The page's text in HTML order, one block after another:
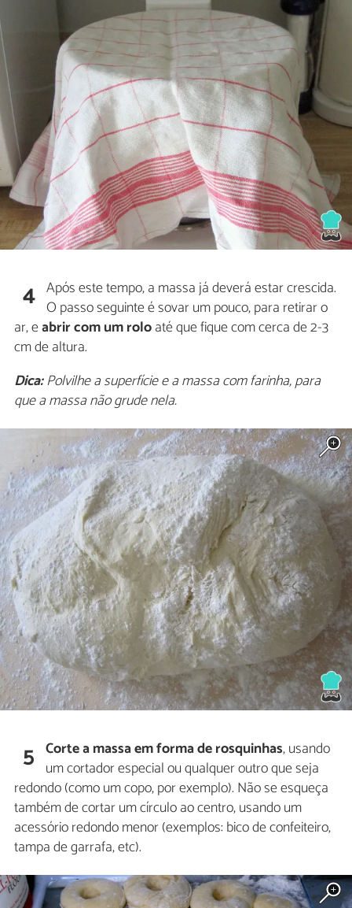
4 Após este tempo, a massa já deverá estar crescida.
O passo seguinte é sovar um pouco, para retirar o
ar, eabrir com um roloaté que fique com cerca de 2-3
cm de altura.
Dica:Polvilhe a superfície e a massa com farinha, para
que a massa não grude nela.
5 Corte a massa em forma de rosquinhas, usando
um cortador especial ou qualquer outro que seja
redondo (como um copo, por exemplo). Não se esqueça
também de cortar um círculo ao centro, usando um
acessório redondo menor (exemplos: bico de confeiteiro,
tampa de garrafa, etc).